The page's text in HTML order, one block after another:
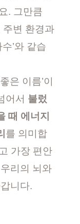
. 그만큼
주변 환경과
’와 같습
은 이름’이
어서 불렀
때 에너지
를 의미합
가장 편안
리의 뇌와
니다.